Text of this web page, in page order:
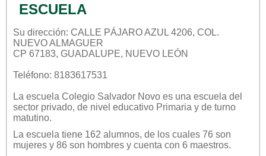
ESCUELA
Su dirección: CALLE PÁJARO AZUL 4206, COL.
NUEVO ALMAGUER
CP 67183, GUADALUPE, NUEVO LEÓN
Teléfono: 8183617531
La escuela Colegio Salvador Novo es una escuela del
sector privado, de nivel educativo Primaria y de turno
matutino.
La escuela tiene 162 alumnos, de los cuales 76 son
mujeres y 86 son hombres y cuenta con 6 maestros.